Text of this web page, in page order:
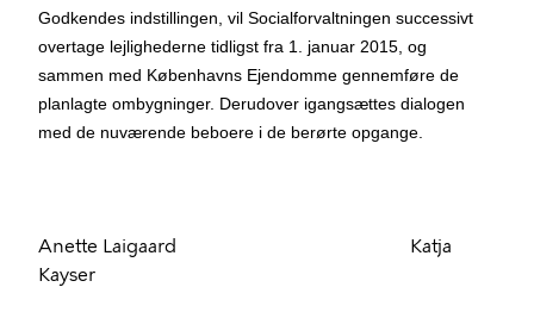
Godkendes indstillingen, vil Socialforvaltningen successivt
overtage lejlighederne tidligst fra 1. januar 2015, og
sammen med Københavns Ejendomme gennemføre de
planlagte ombygninger. Derudover igangsættes dialogen
med de nuværende beboere i de berørte opgange.
Anette Laigaard Katja
Kayser